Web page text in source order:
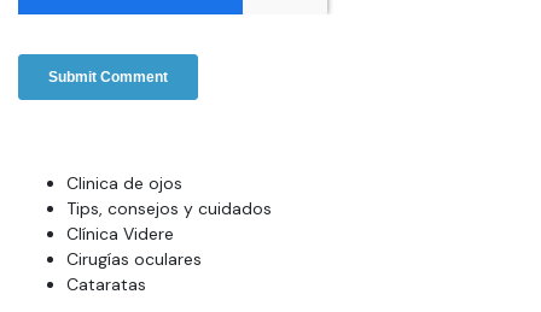
Clinica de ojos
Tips, consejos y cuidados
Clínica Videre
Cirugías oculares
Cataratas